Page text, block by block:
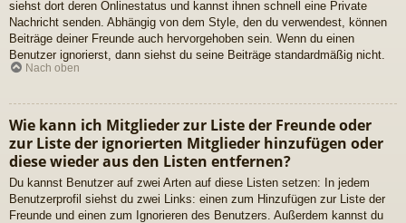
siehst dort deren Onlinestatus und kannst ihnen schnell eine Private
Nachricht senden. Abhängig von dem Style, den du verwendest, können
Beiträge deiner Freunde auch hervorgehoben sein. Wenn du einen
Benutzer ignorierst, dann siehst du seine Beiträge standardmäßig nicht.
Nach oben
Wie kann ich Mitglieder zur Liste der Freunde oder
zur Liste der ignorierten Mitglieder hinzufügen oder
diese wieder aus den Listen entfernen?
Du kannst Benutzer auf zwei Arten auf diese Listen setzen: In jedem
Benutzerprofil siehst du zwei Links: einen zum Hinzufügen zur Liste der
Freunde und einen zum Ignorieren des Benutzers. Außerdem kannst du